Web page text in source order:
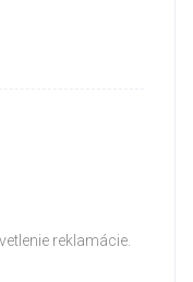
reklamácie.